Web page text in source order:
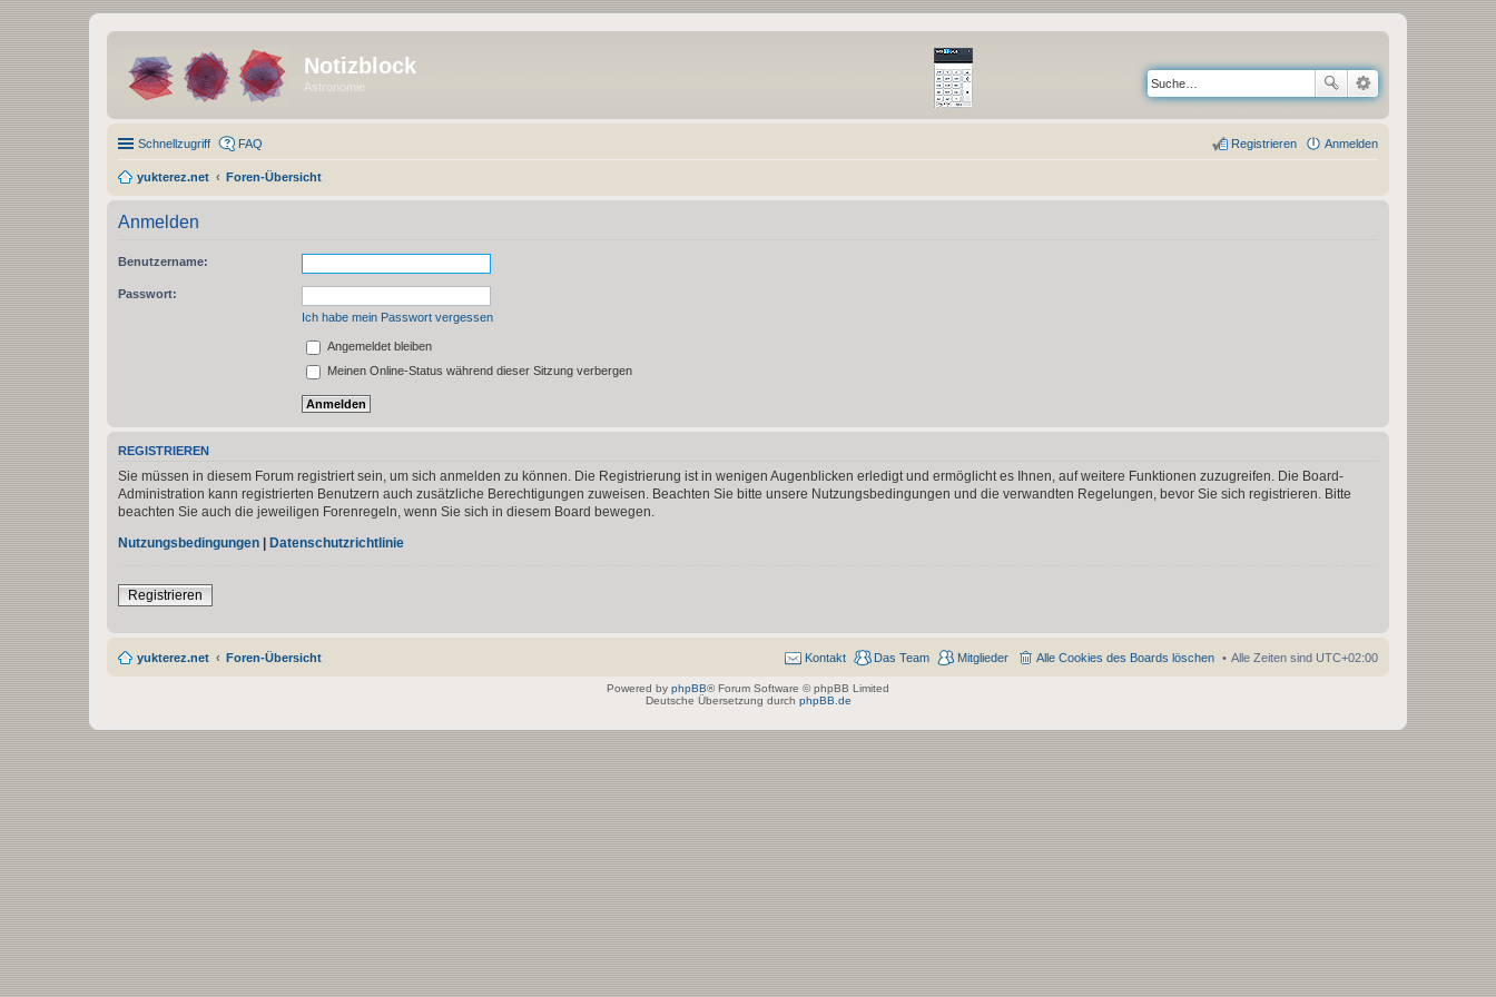
Notizblock
Astronomie
Schnellzugriff FAQ Anmelden
Registrieren
yukterez.net Foren-Übersicht
Anmelden
Benutzername:
Passwort:
Ich habe mein Passwort vergessen
Angemeldet bleiben
Meinen Online-Status während dieser Sitzung verbergen
REGISTRIEREN
Sie müssen in diesem Forum registriert sein, um sich anmelden zu können. Die Registrierung ist in wenigen Augenblicken erledigt und ermöglicht es Ihnen, auf weitere Funktionen zuzugreifen. Die Board-
Administration kann registrierten Benutzern auch zusätzliche Berechtigungen zuweisen. Beachten Sie bitte unsere Nutzungsbedingungen und die verwandten Regelungen, bevor Sie sich registrieren. Bitte
beachten Sie auch die jeweiligen Forenregeln, wenn Sie sich in diesem Board bewegen.
Nutzungsbedingungen
Datenschutzrichtlinie
Registrieren
yukterez.net Foren-Übersicht Alle Zeiten sind UTC+02:00
Alle Cookies des Boards löschen
Mitglieder
Das Team
Kontakt
Powered by phpBB® Forum Software © phpBB Limited
Deutsche Übersetzung durch phpBB.de